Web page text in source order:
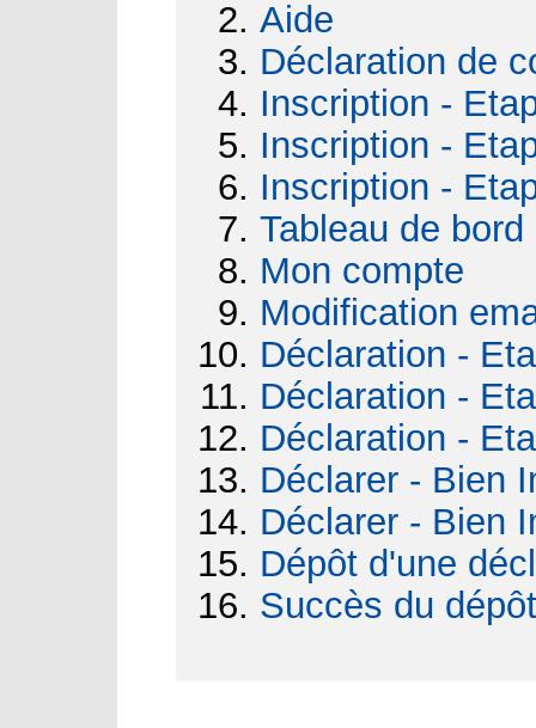
Aide
Déclaration de
Inscription -
Inscription -
Inscription -
Tableau de bord
Mon compte
Modification
Déclaration -
Déclaration -
Déclaration -
Déclarer - Bien
Déclarer - Bien
Dépôt d'une
Succès du